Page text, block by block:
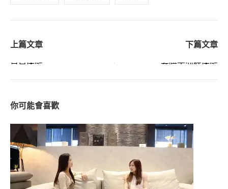
Post
navigation
貝兒床架 泰唔士河畔床架